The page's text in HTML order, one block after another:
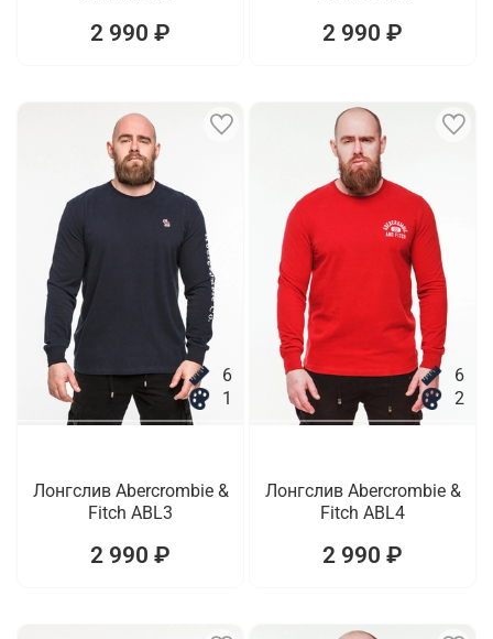
2 990 ₽ 2 990 ₽
6
1
Лонгслив Abercrombie &
Fitch ABL3
2 990 ₽
6
2
Лонгслив Abercrombie &
Fitch ABL4
2 990 ₽